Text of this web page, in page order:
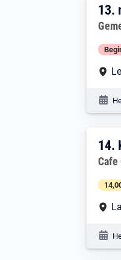
13.
14.
Cafe